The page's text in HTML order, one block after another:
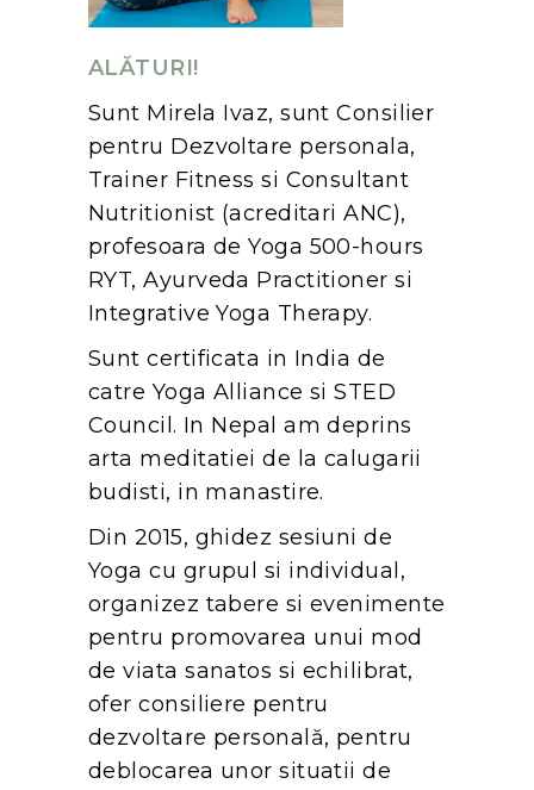
ALĂTURI!
Sunt Mirela Ivaz, sunt Consilier
pentru Dezvoltare personala,
Trainer Fitness si Consultant
Nutritionist (acreditari ANC),
profesoara de Yoga 500-hours
RYT, Ayurveda Practitioner si
Integrative Yoga Therapy.
Sunt certificata in India de
catre Yoga Alliance si STED
Council. In Nepal am deprins
arta meditatiei de la calugarii
budisti, in manastire.
Din 2015, ghidez sesiuni de
Yoga cu grupul si individual,
organizez tabere si evenimente
pentru promovarea unui mod
de viata sanatos si echilibrat,
ofer consiliere pentru
dezvoltare personală, pentru
deblocarea unor situatii de